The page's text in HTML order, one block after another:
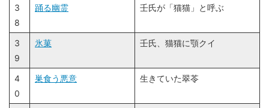
3
8
踊る幽霊 壬氏が「猫猫」と呼ぶ
3
9
氷菓 壬氏、猫猫に顎クイ
4
0
巣食う悪意 生きていた翠苓